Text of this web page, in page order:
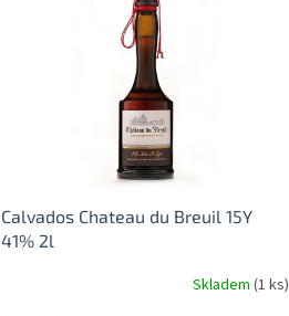
Calvados Chateau du Breuil 15Y
41% 2l
Skladem (1 ks)